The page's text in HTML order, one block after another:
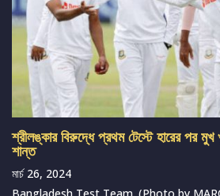
শ্রীলঙ্কার বিরুদ্ধে প্রথম টেস্টে হারের পর
শান্ত
মার্চ 26, 2024
Bangladesh Test Team. (Photo by